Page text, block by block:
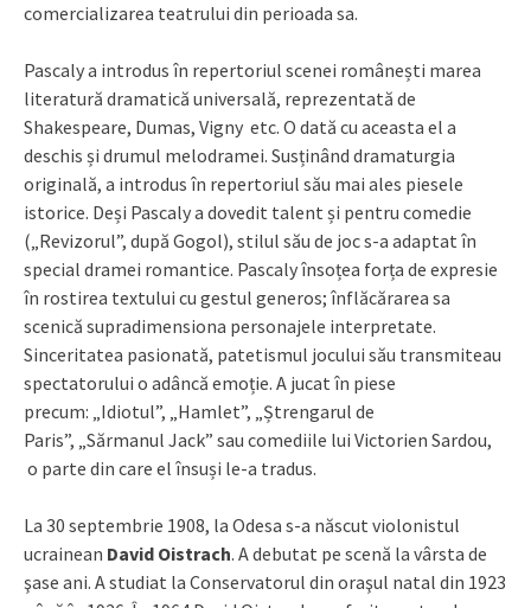
comercializarea teatrului din perioada sa.
Pascaly a introdus în repertoriul scenei românești marea
literatură dramatică universală, reprezentată de
Shakespeare, Dumas, Vigny etc. O dată cu aceasta el a
deschis și drumul melodramei. Susținând dramaturgia
originală, a introdus în repertoriul său mai ales piesele
istorice. Deși Pascaly a dovedit talent și pentru comedie
(„Revizorul”, după Gogol), stilul său de joc s-a adaptat în
special dramei romantice. Pascaly însoțea forța de expresie
în rostirea textului cu gestul generos; înflăcărarea sa
scenică supradimensiona personajele interpretate.
Sinceritatea pasionată, patetismul jocului său transmiteau
spectatorului o adâncă emoție. A jucat în piese
precum: „Idiotul”, „Hamlet”, „Ștrengarul de
Paris”, „Sărmanul Jack” sau comediile lui Victorien Sardou,
o parte din care el însuși le-a tradus.
La 30 septembrie 1908, la Odesa s-a născut violonistul
ucrainean David Oistrach. A debutat pe scenă la vârsta de
şase ani. A studiat la Conservatorul din oraşul natal din 1923